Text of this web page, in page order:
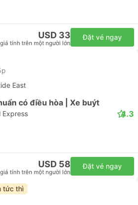
USD 33
giá tính trên một người lớn
Đặt vé ngay
East
có điều hòa | Xe buýt
Express 4.3
USD 58
giá tính trên một người lớn
Đặt vé ngay
tức thì